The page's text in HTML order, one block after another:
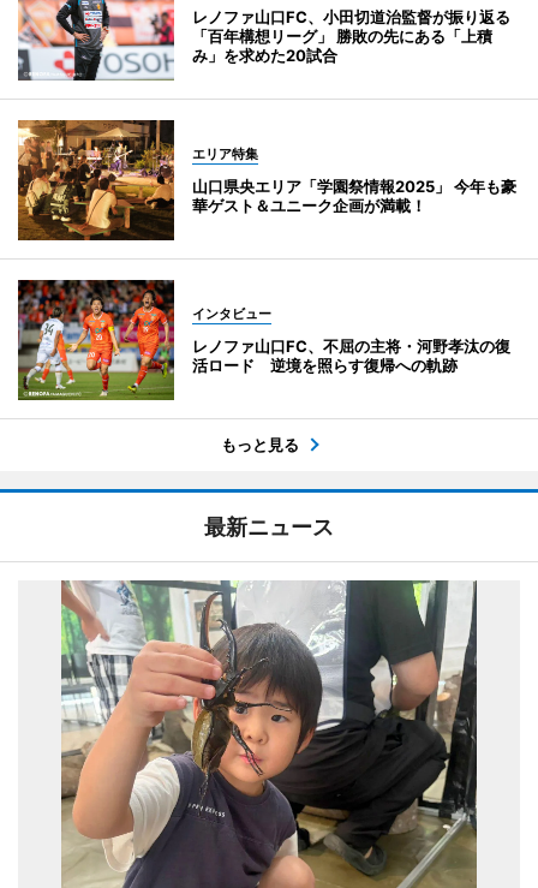
レノファ山口FC、小田切道治監督が振り返る
「百年構想リーグ」 勝敗の先にある「上積
み」を求めた20試合
エリア特集
山口県央エリア「学園祭情報2025」 今年も豪
華ゲスト＆ユニーク企画が満載！
インタビュー
レノファ山口FC、不屈の主将・河野孝汰の復
活ロード 逆境を照らす復帰への軌跡
もっと見る
最新ニュース